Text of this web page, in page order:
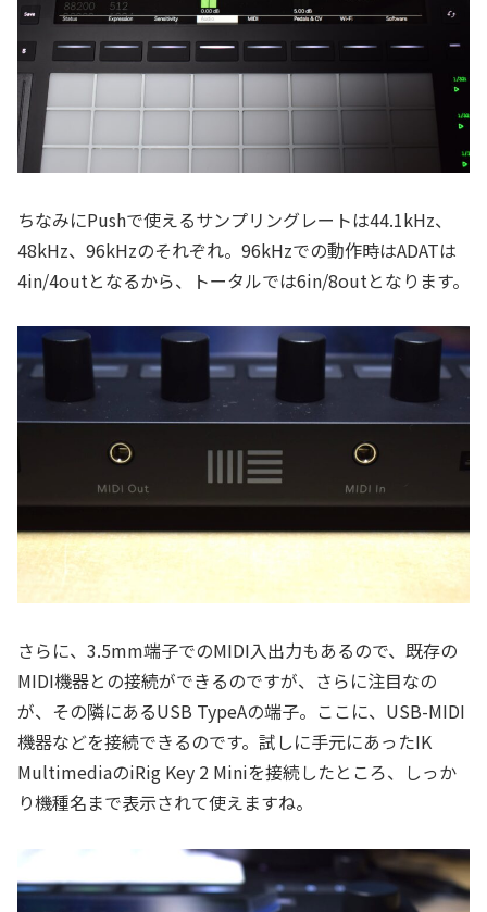
ちなみにPushで使えるサンプリングレートは44.1kHz、
48kHz、96kHzのそれぞれ。96kHzでの動作時はADATは
4in/4outとなるから、トータルでは6in/8outとなります。
さらに、3.5mm端子でのMIDI入出力もあるので、既存の
MIDI機器との接続ができるのですが、さらに注目なの
が、その隣にあるUSB TypeAの端子。ここに、USB-MIDI
機器などを接続できるのです。試しに手元にあったIK
MultimediaのiRig Key 2 Miniを接続したところ、しっか
り機種名まで表示されて使えますね。